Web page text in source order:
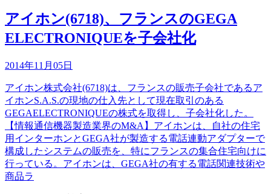
アイホン(6718)、フランスのGEGA
ELECTRONIQUEを子会社化
2014年11月05日
アイホン株式会社(6718)は、フランスの販売子会社であるア
イホンS.A.S.の現地の仕入先として現在取引のある
GEGAELECTRONIQUEの株式を取得し、子会社化した。
【情報通信機器製造業界のM&A】アイホンは、自社の住宅
用インターホンとGEGA社が製造する電話連動アダプターで
構成したシステムの販売を、特にフランスの集合住宅向けに
行っている。アイホンは、GEGA社の有する電話関連技術や
商品ラ